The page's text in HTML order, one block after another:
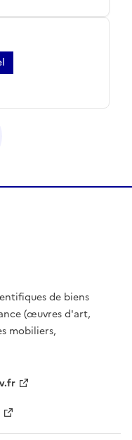
de biens
(œuvres d'art,
mobiliers,